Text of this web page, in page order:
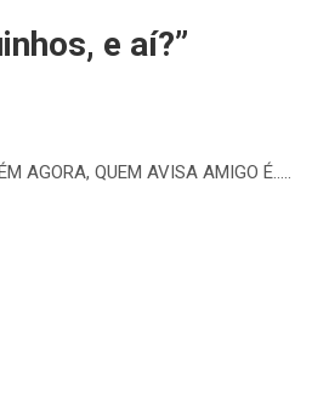
e aí?”
AGORA, QUEM AVISA AMIGO É…..